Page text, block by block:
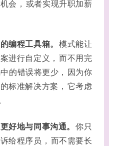
会
或者实现升职加薪
编程工具箱。
模式能让
进行自定义 ， 而不用完
的错误将更少 ， 因为你
标准解决方案
它考虑
好地与同事沟通。
你只
给程序员
而不需要长